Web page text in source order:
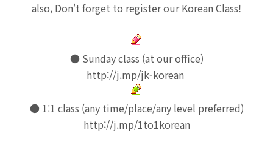
also, Don't forget to register our Korean Class!
● Sunday class (at our office)
http://j.mp/jk-korean
● 1:1 class (any time/place/any level preferred)
http://j.mp/1to1korean